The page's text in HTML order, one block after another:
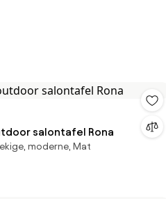
salontafel Rona
moderne, Mat